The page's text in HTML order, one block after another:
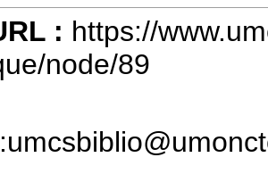
: https://
node/89